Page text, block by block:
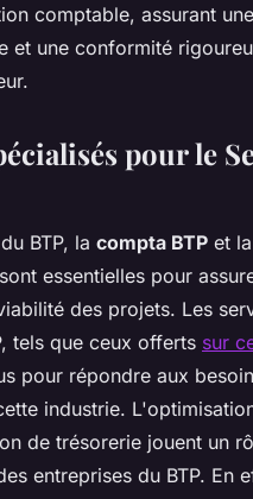
comptable, assurant
et une conformité
pour le
BTP, la compta BTP et la
sont essentielles pour
des projets. Les
tels que ceux offerts sur
pour répondre aux
industrie.
de trésorerie jouent un
entreprises du BTP. En